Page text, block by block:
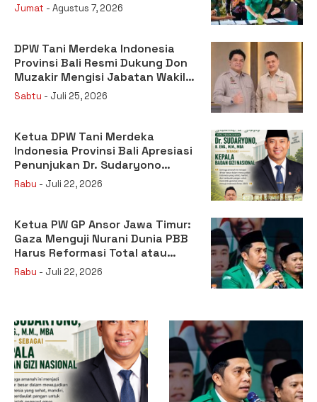
Jumat - Agustus 7, 2026
DPW Tani Merdeka Indonesia
Provinsi Bali Resmi Dukung Don
Muzakir Mengisi Jabatan Wakil
Menteri Pertanian RI
Sabtu - Juli 25, 2026
Ketua DPW Tani Merdeka
Indonesia Provinsi Bali Apresiasi
Penunjukan Dr. Sudaryono
sebagai Kepala Badan Gizi
Rabu - Juli 22, 2026
Ketua PW GP Ansor Jawa Timur:
Gaza Menguji Nurani Dunia PBB
Harus Reformasi Total atau
Kehilangan Legitimasi
Rabu - Juli 22, 2026